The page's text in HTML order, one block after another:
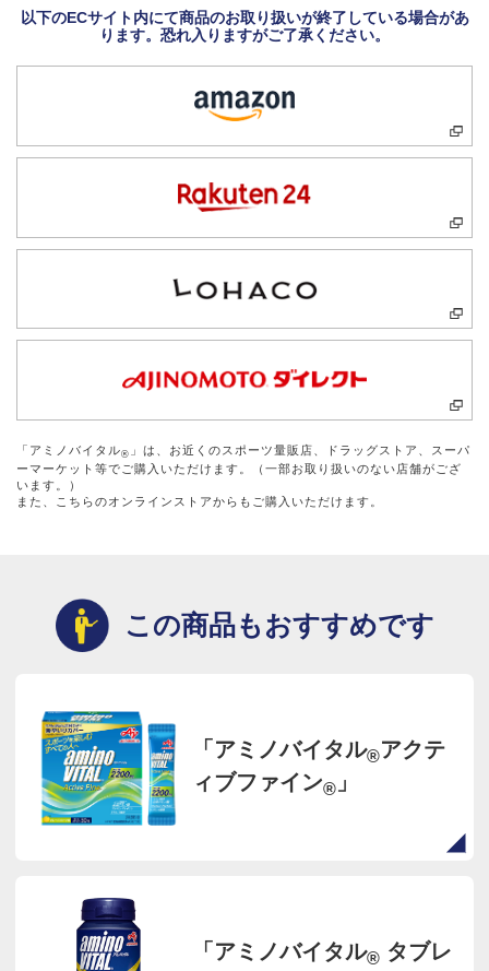
以下のECサイト内にて商品のお取り扱いが終了している場合があ
ります。恐れ入りますがご了承ください。
「アミノバイタル® 」は、お近くのスポーツ量販店、ドラッグストア、スーパ
ーマーケット等でご購入いただけます。（一部お取り扱いのない店舗がござ
います。）
また、こちらのオンラインストアからもご購入いただけます。
この商品もおすすめです
「アミノバイタル®アクテ
ィブファイン® 」
「アミノバイタル® タブレ